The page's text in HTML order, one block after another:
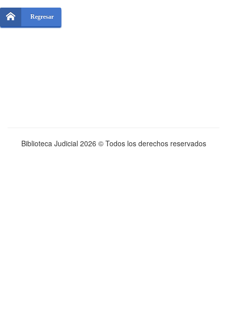
Regresar
Biblioteca Judicial 2026 © Todos los derechos reservados